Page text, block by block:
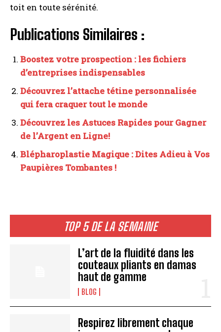
TOP 5 DE LA SEMAINE
L’art de la fluidité dans les
couteaux pliants en damas
haut de gamme
BLOG
Respirez librement chaque
toit en toute sérénité.
Publications Similaires :
Boostez votre prospection : les fichiers
d’entreprises indispensables
Découvrez l’attache tétine personnalisée
qui fera craquer tout le monde
Découvrez les Astuces Rapides pour Gagner
de l’Argent en Ligne!
Blépharoplastie Magique : Dites Adieu à Vos
Paupières Tombantes !